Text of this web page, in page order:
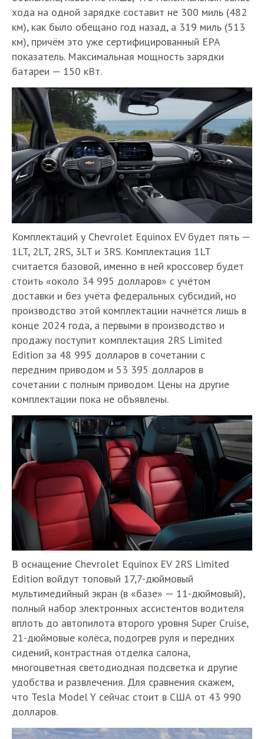
хода на одной зарядке составит не 300 миль (482
км), как было обещано год назад, а 319 миль (513
км), причём это уже сертифицированный EPA
показатель. Максимальная мощность зарядки
батареи — 150 кВт.
Комплектаций у Chevrolet Equinox EV будет пять —
1LT, 2LT, 2RS, 3LT и 3RS. Комплектация 1LT
считается базовой, именно в ней кроссовер будет
стоить «около 34 995 долларов» с учётом
доставки и без учёта федеральных субсидий, но
производство этой комплектации начнётся лишь в
конце 2024 года, а первыми в производство и
продажу поступит комплектация 2RS Limited
Edition за 48 995 долларов в сочетании с
передним приводом и 53 395 долларов в
сочетании с полным приводом. Цены на другие
комплектации пока не объявлены.
В оснащение Chevrolet Equinox EV 2RS Limited
Edition войдут топовый 17,7-дюймовый
мультимедийный экран (в «базе» — 11-дюймовый),
полный набор электронных ассистентов водителя
вплоть до автопилота второго уровня Super Cruise,
21-дюймовые колёса, подогрев руля и передних
сидений, контрастная отделка салона,
многоцветная светодиодная подсветка и другие
удобства и развлечения. Для сравнения скажем,
что Tesla Model Y сейчас стоит в США от 43 990
долларов.